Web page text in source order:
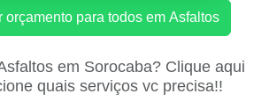
orçamento para todos em Asfaltos
em Sorocaba? Clique aqui
quais serviços vc precisa!!